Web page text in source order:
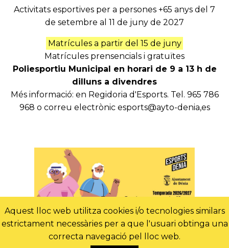
Activitats esportives per a persones +65 anys del 7
de setembre al 11 de juny de 2027
Matrícules a partir del 15 de juny
Matrícules prensencials i gratuïtes
Poliesportiu Municipal en horari de 9 a 13 h de
dilluns a divendres
Més informació: en Regidoria d'Esports. Tel. 965 786
968 o correu electrònic esports@ayto-denia,es
Aquest lloc web utilitza cookies i/o tecnologies similars
estrictament necessàries per a que l'usuari obtinga una
correcta navegació pel lloc web.